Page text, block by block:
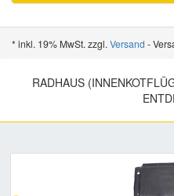
* inkl. 19% MwSt. zzgl. Versand -
RADHAUS